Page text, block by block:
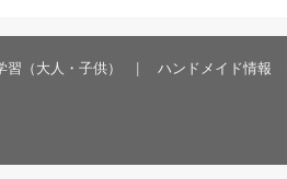
習（大人・子供） ハンドメイド情報